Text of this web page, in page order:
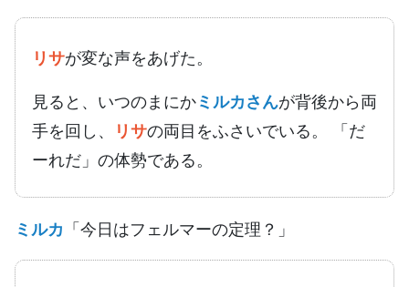
リサが変な声をあげた。
見ると、いつのまにかミルカさんが背後から両
手を回し、
リサの両目をふさいでいる。 「だ
ーれだ」の体勢である。
ミルカ 「今日はフェルマーの定理？」